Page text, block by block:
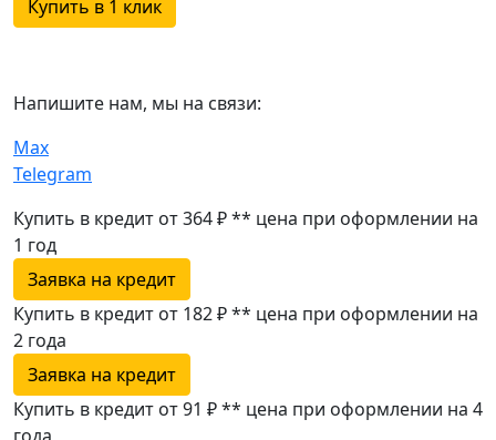
Купить в 1 клик
Напишите нам, мы на связи:
Max
Telegram
Купить в кредит от 364 ₽** цена при оформлении на
1 год
Заявка на кредит
Купить в кредит от 182 ₽** цена при оформлении на
2 года
Заявка на кредит
Купить в кредит от 91 ₽** цена при оформлении на 4